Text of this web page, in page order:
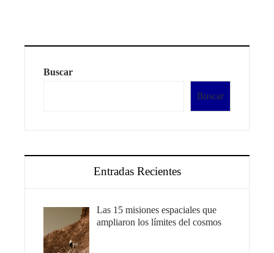
Buscar
Buscar
Entradas Recientes
Las 15 misiones espaciales que
ampliaron los límites del cosmos